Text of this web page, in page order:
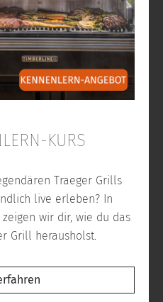
KURS
Traeger Grills
live erleben? In
wir dir, wie du das
Grill herausholst.